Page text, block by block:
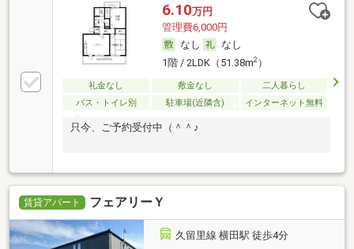
6.10万円
管理費6,000円
なし
なし
1階 / 2LDK（51.38m2）
礼金なし 敷金なし
二人暮らし
バス・トイレ別
駐車場(近隣含) インターネット無料
只今、ご予約受付中（＾＾♪
賃貸アパート フェアリーＹ
久留里線 横田駅 徒歩4分